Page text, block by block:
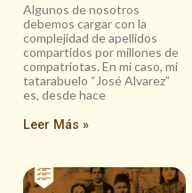
Algunos de nosotros
debemos cargar con la
complejidad de apellidos
compartidos por millones de
compatriotas. En mi caso, mi
tatarabuelo “José Alvarez”
es, desde hace
Leer Más »